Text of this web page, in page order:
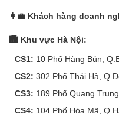
👩‍💼 Khách hàng doanh
🏙️ Khu vực Hà Nội:
CS1: 10 Phố Hàng Bún,
CS2: 302 Phố Thái Hà,
CS3: 189 Phố Quang
CS4: 104 Phố Hòa Mã,